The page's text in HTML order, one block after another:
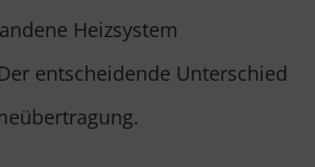
Heizsystem
entscheidende Unterschied